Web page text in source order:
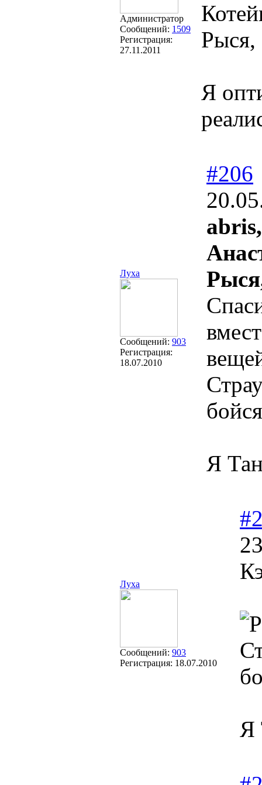
Администратор
Сообщений: 1509
Регистрация:
27.11.2011
Рыся,
Я
Луха
Сообщений: 903
Регистрация:
18.07.2010
#206
abris,
Я
Луха
Сообщений: 903
Регистрация: 18.07.2010
Я